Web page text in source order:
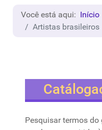
Você está aqui: Início
Artistas brasileiros
Pesquisar termos